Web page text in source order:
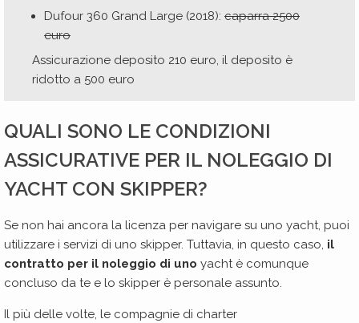
Dufour 360 Grand Large (2018):caparra 2500
euro
Assicurazione deposito 210 euro, il deposito è
ridotto a 500 euro
QUALI SONO LE CONDIZIONI
ASSICURATIVE PER IL NOLEGGIO DI
YACHT CON SKIPPER?
Se non hai ancora la licenza per navigare su uno yacht, puoi
utilizzare i servizi di uno skipper. Tuttavia, in questo caso, il
contratto per il noleggio di uno yacht è comunque
concluso da te e lo skipper è personale assunto.
Il più delle volte, le compagnie di charter